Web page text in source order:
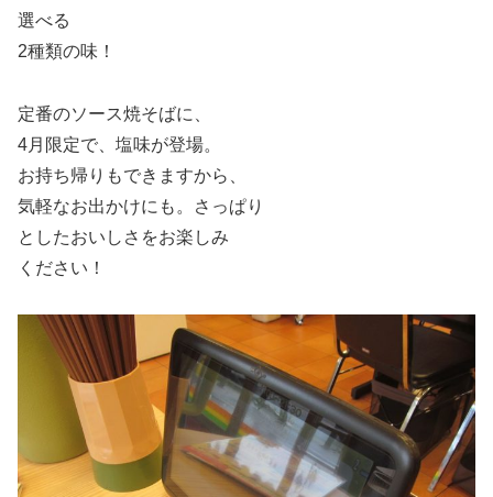
選べる
2種類の味！
定番のソース焼そばに、
4月限定で、塩味が登場。
お持ち帰りもできますから、
気軽なお出かけにも。さっぱり
としたおいしさをお楽しみ
ください！